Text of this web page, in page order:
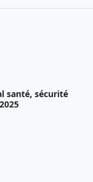
santé, sécurité